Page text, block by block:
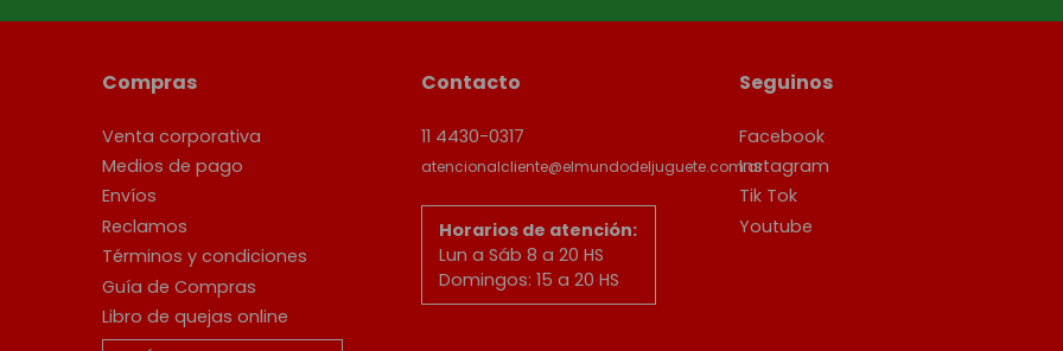
Compras
Venta corporativa
Medios de pago
Envíos
Reclamos
Términos y condiciones
Guía de Compras
Libro de quejas online
Contacto
11 4430-0317
atencionalcliente@elmundodeljuguete.com.ar
Horarios de atención:
Lun a Sáb 8 a 20 HS
Domingos: 15 a 20 HS
Seguinos
Facebook
Instagram
Tik Tok
Youtube